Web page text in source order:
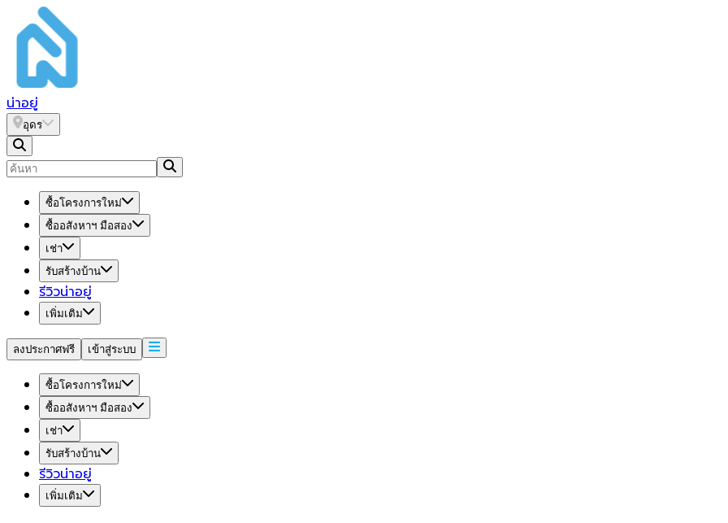
น่าอยู่
อุดร
ซื้อโครงการใหม่
ซื้ออสังหาฯ มือสอง
เช่า
รับสร้างบ้าน
รีวิวน่าอยู่
เพิ่มเติม
ลงประกาศฟรี เข้าสู่ระบบ
ซื้อโครงการใหม่
ซื้ออสังหาฯ มือสอง
เช่า
รับสร้างบ้าน
รีวิวน่าอยู่
เพิ่มเติม